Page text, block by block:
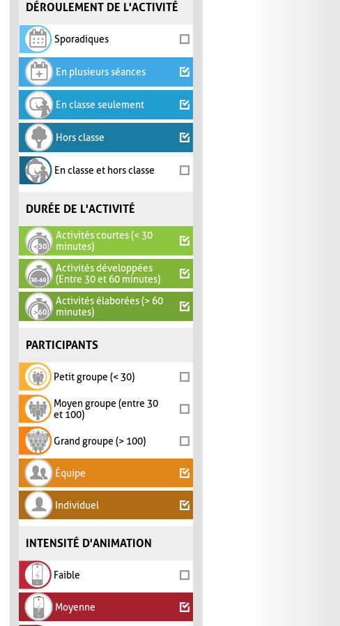
DÉROULEMENT DE L'ACTIVITÉ
Sporadiques
En plusieurs séances
En classe seulement
Hors classe
En classe et hors classe
DURÉE DE L'ACTIVITÉ
Activités courtes (< 30
minutes)
Activités développées
(Entre 30 et 60 minutes)
Activités élaborées (> 60
minutes)
PARTICIPANTS
Petit groupe (< 30)
Moyen groupe (entre 30
et 100)
Grand groupe (> 100)
Équipe
Individuel
INTENSITÉ D'ANIMATION
Faible
Moyenne